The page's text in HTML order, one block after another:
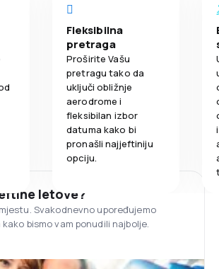
Fleksibilna
pretraga
Proširite Vašu
pretragu tako da
uključi obližnje
aerodrome i
fleksibilan izbor
datuma kako bi
pronašli najjeftiniju
opciju.
letove?
Svakodnevno upoređujemo
bismo vam ponudili najbolje.